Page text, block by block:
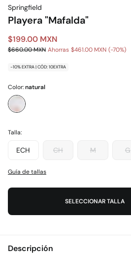
Springfield
Playera "Mafalda"
$199.00 MXN
$660.00 MXN Ahorras $461.00 MXN 70
-10% EXTRA | CÓD: 10EXTRA
Color:natural
Talla:
ECH CH M G
Guía de tallas
SELECCIONAR TALLA
Descripción